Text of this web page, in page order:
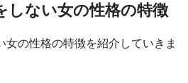
しない女の性格の特徴
女の性格の特徴を紹介していきま